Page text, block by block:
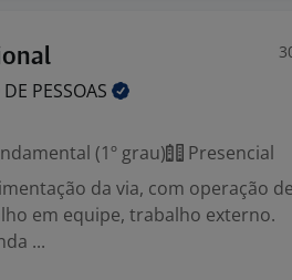
PESSOAS
(1º grau)
Presencial
da via, com operação de
em equipe, trabalho externo.
...